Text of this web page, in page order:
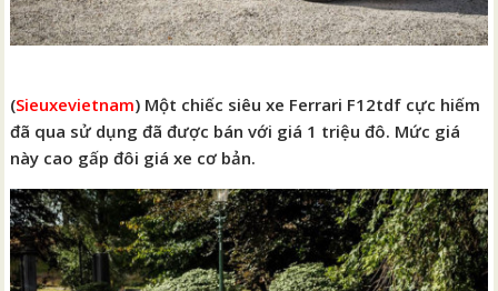
(Sieuxevietnam) Một chiếc siêu xe Ferrari F12tdf cực hiếm
đã qua sử dụng đã được bán với giá 1 triệu đô. Mức giá
này cao gấp đôi giá xe cơ bản.